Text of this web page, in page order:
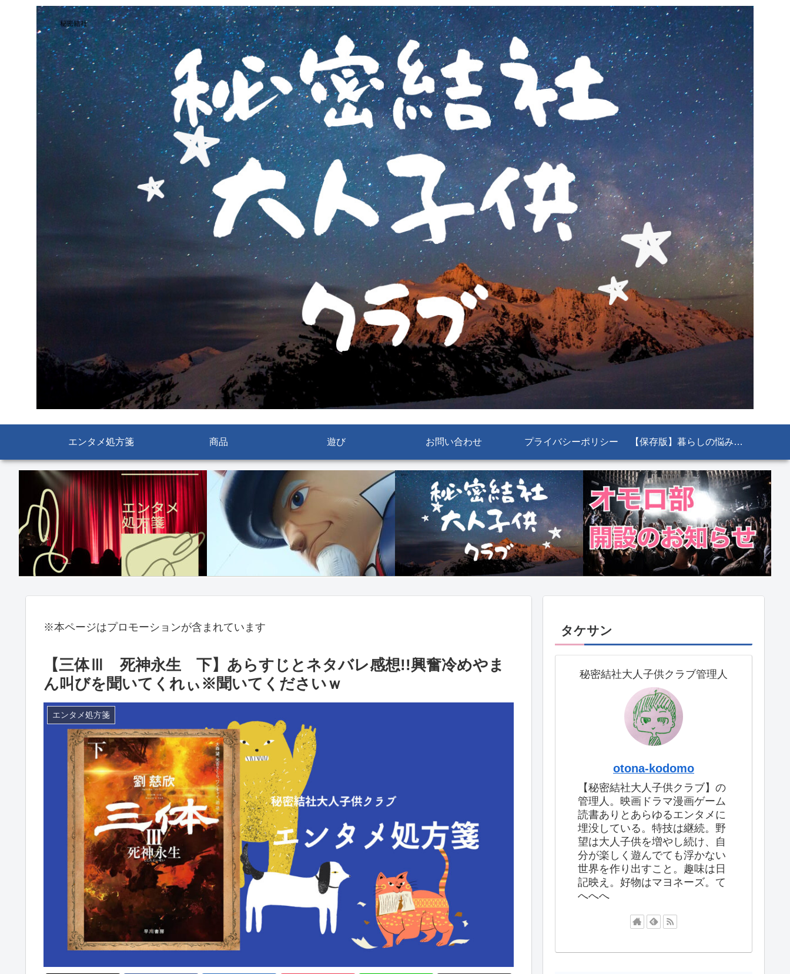
エンタメ処方箋 商品 遊び お問い合わせ プライバシーポリシー 【保存版】暮らしの悩み解決！知っておくと絶対役立つ公的機関＆お役立ちサイト11選
※本ページはプロモーションが含まれています
【三体Ⅲ 死神永生 下】あらすじとネタバレ感想!!興奮冷めやま
ん叫びを聞いてくれぃ※聞いてくださいｗ
エンタメ処方箋
タケサン
秘密結社大人子供クラブ管理人
otona-kodomo
【秘密結社大人子供クラブ】の
管理人。映画ドラマ漫画ゲーム
読書ありとあらゆるエンタメに
埋没している。特技は継続。野
望は大人子供を増やし続け、自
分が楽しく遊んでても浮かない
世界を作り出すこと。趣味は日
記映え。好物はマヨネーズ。て
へへへ